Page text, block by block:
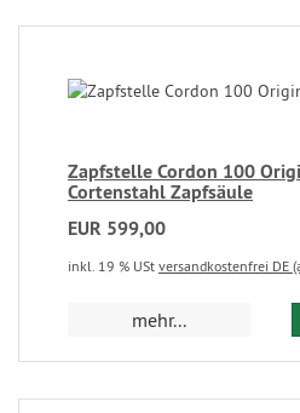
Zapfstelle Cordon 100
Cortenstahl Zapfsäule
EUR 599,00
inkl. 19 % USt versandkostenfrei DE
mehr...